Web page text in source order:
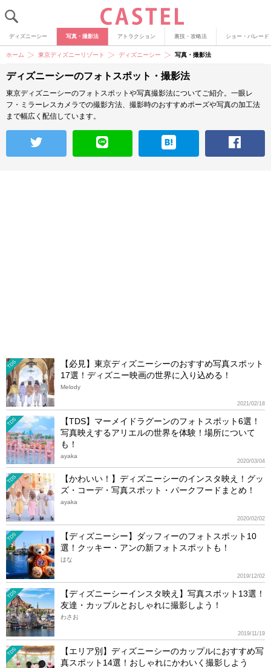
ディズニーシー 写真・撮影法 アトラクション 裏技・攻略法 ショー・パレード
ホーム 東京ディズニーリゾート ディズニーシー 写真・撮影法
ディズニーシーのフォトスポット・撮影法
東京ディズニーシーのフォトスポットや写真撮影法についてご紹介。一眼レ
フ・ミラーレスカメラでの撮影方法、撮影時のおすすめポーズや写真の加工法
まで幅広く配信しています。
TDS
【必見】東京ディズニーシーのおすすめ写真スポット
17選！ディズニー映画の世界に入り込める！
2021/02/18
Melody
TDS
【TDS】マーメイドラグーンのフォトスポット6選！
写真映えするアリエルの世界を体験！場所について
も！
2020/03/04
ayaka
TDS
【かわいい！】ディズニーシーのインスタ映え！グッ
ズ・コーデ・写真スポット・パークフードまとめ！
2020/02/02
ayaka
TDS
【ディズニーシー】ダッフィーのフォトスポット10
選！クッキー・アンの新フォトスポットも！
2019/12/02
はな
TDS
【ディズニーシーインスタ映え】写真スポット13選！
友達・カップルとおしゃれに撮影しよう！
2019/11/19
わさお
TDS
【エリア別】ディズニーシーのカップルにおすすめ写
真スポット14選！おしゃれにかわいく撮影しよう